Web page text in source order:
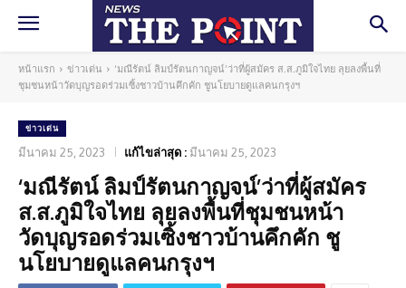
หน้าแรก ข่าวเด่น
‘มณีรัตน์ ลิมป์รัตนกาญจน์’ว่าที่ผู้สมัคร ส.ส.ภูมิใจไทย ลุยลงพื้นที่
ชุมชนหน้าวัดบุญรอดร่วมเซิ้งชาวบ้านคึกคัก ชูนโยบายดูแลคนกรุงฯ
ข่าวเด่น
มีนาคม 25, 2023 แก้ไขล่าสุด : มีนาคม 25, 2023
‘มณีรัตน์ ลิมป์รัตนกาญจน์’ว่าที่ผู้สมัคร
ส.ส.ภูมิใจไทย ลุยลงพื้นที่ชุมชนหน้า
วัดบุญรอดร่วมเซิ้งชาวบ้านคึกคัก ชู
นโยบายดูแลคนกรุงฯ